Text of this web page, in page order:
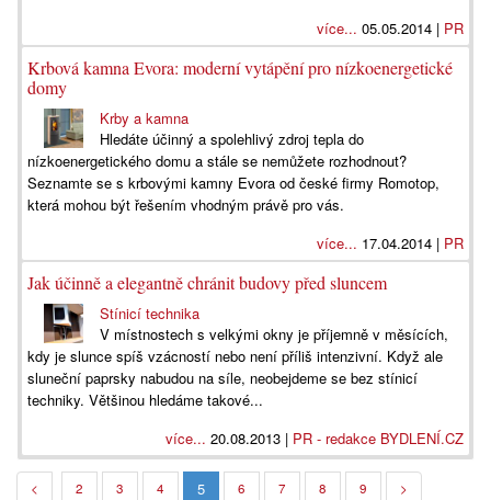
více... 05.05.2014 | PR
Krbová kamna Evora: moderní vytápění pro nízkoenergetické
domy
Krby a kamna
Hledáte účinný a spolehlivý zdroj tepla do
nízkoenergetického domu a stále se nemůžete rozhodnout?
Seznamte se s krbovými kamny Evora od české firmy Romotop,
která mohou být řešením vhodným právě pro vás.
více... 17.04.2014 | PR
Jak účinně a elegantně chránit budovy před sluncem
Stínicí technika
V místnostech s velkými okny je příjemně v měsících,
kdy je slunce spíš vzácností nebo není příliš intenzivní. Když ale
sluneční paprsky nabudou na síle, neobejdeme se bez stínicí
techniky. Většinou hledáme takové...
více... 20.08.2013 | PR - redakce BYDLENÍ.CZ
< 2 3 4 5 6 7 8 9 >